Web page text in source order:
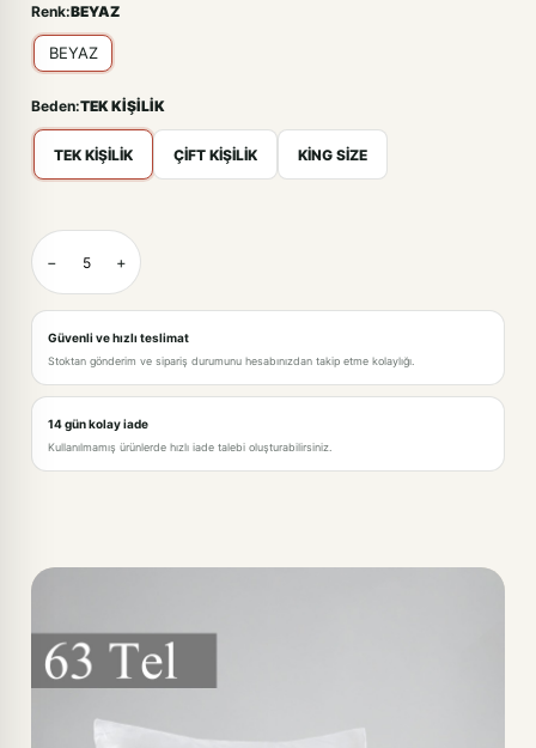
Renk:BEYAZ
BEYAZ
Beden:TEK KİŞİLİK
TEK KİŞİLİK ÇİFT KİŞİLİK KİNG SİZE
BEYAZ-ÇİFT KİŞİLİK · +377,00TL
BEYAZ-KİNG SİZE · +610,00TL
− +
Güvenli ve hızlı teslimat
Stoktan gönderim ve sipariş durumunu hesabınızdan takip etme kolaylığı.
14 gün kolay iade
Kullanılmamış ürünlerde hızlı iade talebi oluşturabilirsiniz.